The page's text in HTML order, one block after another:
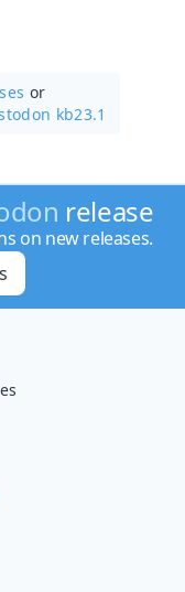
or
kb23.1
release
on new releases.